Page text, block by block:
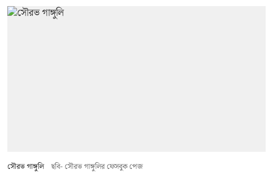
সৌরভ গাঙ্গুলি ছবি- সৌরভ গাঙ্গুলির ফেসবুক পেজ